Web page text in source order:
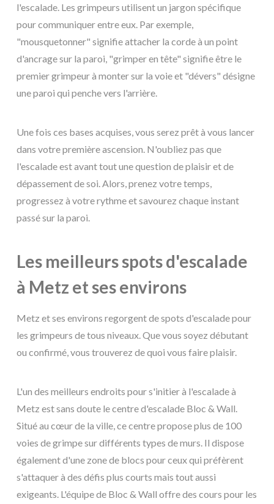
l'escalade. Les grimpeurs utilisent un jargon spécifique
pour communiquer entre eux. Par exemple,
"mousquetonner" signifie attacher la corde à un point
d'ancrage sur la paroi, "grimper en tête" signifie être le
premier grimpeur à monter sur la voie et "dévers" désigne
une paroi qui penche vers l'arrière.
Une fois ces bases acquises, vous serez prêt à vous lancer
dans votre première ascension. N'oubliez pas que
l'escalade est avant tout une question de plaisir et de
dépassement de soi. Alors, prenez votre temps,
progressez à votre rythme et savourez chaque instant
passé sur la paroi.
Les meilleurs spots d'escalade
à Metz et ses environs
Metz et ses environs regorgent de spots d'escalade pour
les grimpeurs de tous niveaux. Que vous soyez débutant
ou confirmé, vous trouverez de quoi vous faire plaisir.
L'un des meilleurs endroits pour s'initier à l'escalade à
Metz est sans doute le centre d'escalade Bloc & Wall.
Situé au cœur de la ville, ce centre propose plus de 100
voies de grimpe sur différents types de murs. Il dispose
également d'une zone de blocs pour ceux qui préfèrent
s'attaquer à des défis plus courts mais tout aussi
exigeants. L'équipe de Bloc & Wall offre des cours pour les